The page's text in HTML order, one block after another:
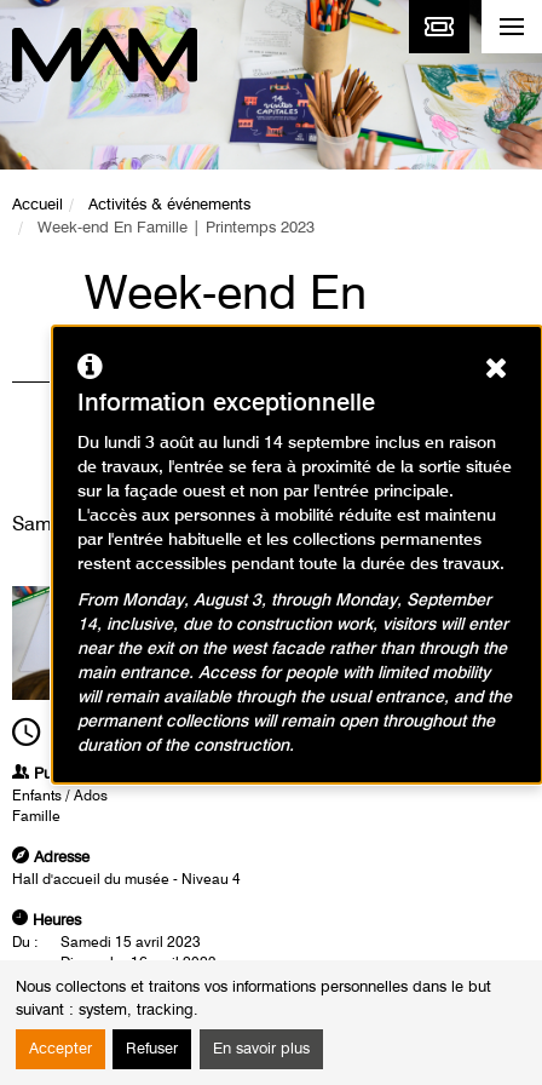
Nous collectons et traitons vos informations personnelles dans le but
suivant : system, tracking.
Accepter Refuser En savoir plus
Accueil
Activités & événements
Week-end En Famille | Printemps 2023
Week-end En
Famille | Printemps
2023
Ateliers, Événement / Créer en
famille
Samedi 15 avril 2023
10h00 8h00
Publics
Enfants / Ados
Famille
Adresse
Hall d'accueil du musée - Niveau 4
Heures
Du :
Samedi 15 avril 2023
Dimanche 16 avril 2023
Le :
Samedi 15 avril 2023 de 10h00 à 18h00
Dimanche 16 avril 2023 de 10h00 à 18h00
En avril célébrez le printemps en famille au Musée d’Art
moderne de Paris !
Information exceptionnelle
Du lundi 3 août au lundi 14 septembre inclus en raison
de travaux, l'entrée se fera à proximité de la sortie située
sur la façade ouest et non par l'entrée principale.
L'accès aux personnes à mobilité réduite est maintenu
par l'entrée habituelle et les collections permanentes
restent accessibles pendant toute la durée des travaux.
From Monday, August 3, through Monday, September
14, inclusive, due to construction work, visitors will enter
near the exit on the west facade rather than through the
main entrance. Access for people with limited mobility
will remain available through the usual entrance, and the
permanent collections will remain open throughout the
duration of the construction.